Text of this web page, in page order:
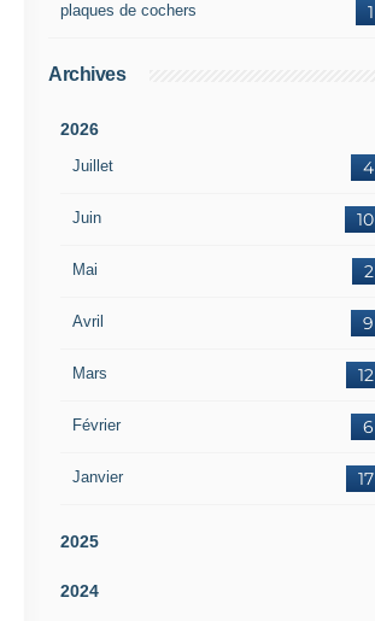
1
plaques de cochers
Archives
2026
Juillet 4
Juin 10
Mai 2
Avril 9
Mars 12
Février 6
Janvier 17
2025
2024